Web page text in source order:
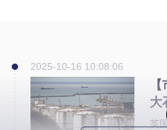
2025-10-16 10:08:06
大
英